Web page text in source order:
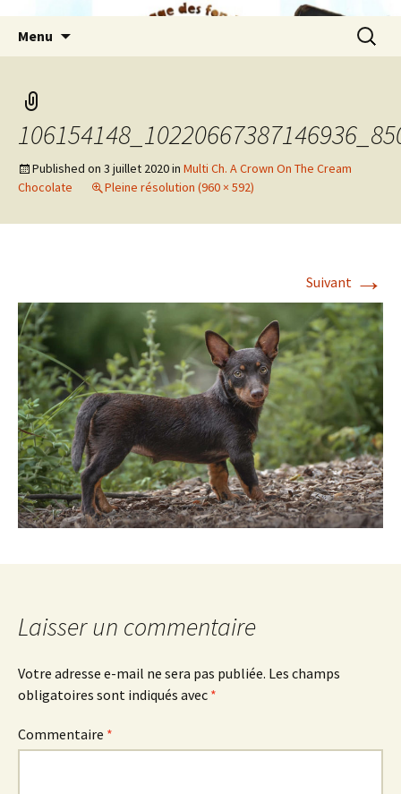
Menu
Published on 3 juillet 2020in Multi Ch. A Crown On The Cream
Chocolate
Pleine résolution (960 × 592)
Suivant →
Laisser un commentaire
Votre adresse e-mail ne sera pas publiée. Les champs
obligatoires sont indiqués avec *
Commentaire *